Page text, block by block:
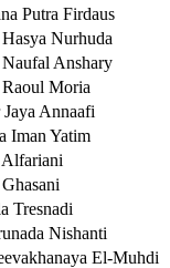
Putra Firdaus
Nurhuda
Anshary
Moria
Annaafi
Iman Yatim
Tresnadi
Nishanti
El-Muhdi